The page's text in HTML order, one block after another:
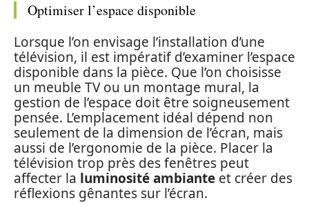
Optimiser l’espace disponible
Lorsque l’on envisage l’installation d’une
télévision, il est impératif d’examiner l’espace
disponible dans la pièce. Que l’on choisisse
un meuble TV ou un montage mural, la
gestion de l’espace doit être soigneusement
pensée. L’emplacement idéal dépend non
seulement de la dimension de l’écran, mais
aussi de l’ergonomie de la pièce. Placer la
télévision trop près des fenêtres peut
affecter la luminosité ambiante et créer des
réflexions gênantes sur l’écran.